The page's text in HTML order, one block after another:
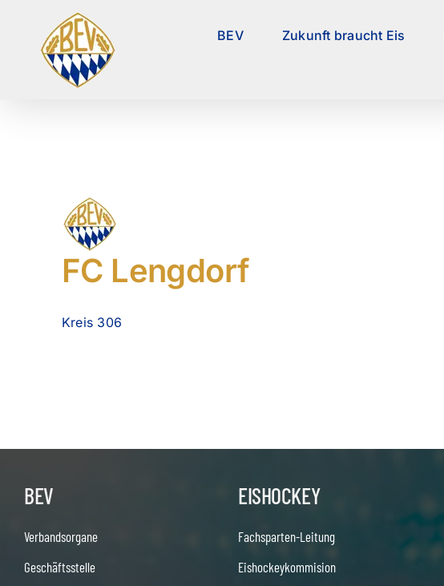
springen
BEV Zukunft braucht Eis
FC Lengdorf
Kreis 306
BEV
Verbandsorgane
Geschäftsstelle
EISHOCKEY
Fachsparten-Leitung
Eishockeykommision